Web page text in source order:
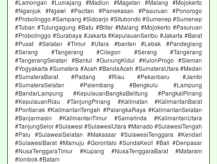
#Lamongan #Lumajang #Madiun #Magetan #Malang #Mojokerto
#Nganjuk #Ngawi #Pacitan #Pamekasan #Pasuruan #Ponorogo
#Probolinggo #Sampang #Sidoarjo #Situbondo #Sumenep #Sumenep
#Tuban #Tulungagung #Batu #Blitar #Malang #Mojokerto #Pasuruan
#Probolinggo #Surabaya #Jakarta #KepulauanSeribu #Jakarta #Barat
#Pusat #Selatan #Timur #Utara #banten #Lebak #Pandeglang
#Serang #Tangerang #Cilegon #Serang #Tangerang
#TangerangSelatan #Bantul #GunungKidul #KulonProgo #Sleman
#Yogyakarta #Sumatera #Aceh #BandaAceh #SumateraUtara #Medan
#SumateraBarat #Padang #Riau #Pekanbaru #Jambi
#SumateraSelatan #Palembang #Bengkulu #Lampung
#BandarLampung #KepulauanBangkaBelitung #PangkalPinang
#KepulauanRiau #TanjungPinang #Kalimatan #KalimantanBarat
#Pontianak #KalimantanTengah #PalangkaRaya #KalimantanSelatan
#Banjarmasin #KalimantanTimur #Samarinda #KalimantanUtara
#TanjungSelor #Sulawesi #SulawesiUtara #Manado #SulawesiTengah
#Palu #SulawesiSelatan #Makassar #SulawesiTenggara #Kendari
#SulawesiBarat #Mamuju #Gorontalo #SundaKecil #Bali #Denpasar
#NusaTenggaraTimur #Kupang #NusaTenggaraBarat #Mataram
#lombok #Batam